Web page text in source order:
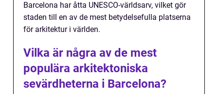
Barcelona har åtta UNESCO-världsarv, vilket gör
staden till en av de mest betydelsefulla platserna
för arkitektur i världen.
Vilka är några av de mest
populära arkitektoniska
sevärdheterna i Barcelona?